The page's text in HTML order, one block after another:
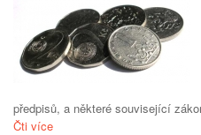
předpisů, a některé související
Čti více